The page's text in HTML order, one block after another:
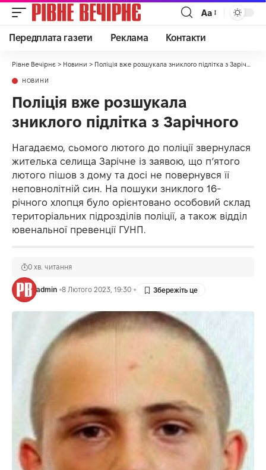
Аа
Передплата газети Реклама Контакти
Рівне Вечірнє > Новини > Поліція вже розшукала зниклого підлітка з Зарічного
НОВИНИ
Поліція вже розшукала
зниклого підлітка з Зарічного
Нагадаємо, сьомого лютого до поліції звернулася
жителька селища Зарічне із заявою, що п‘ятого
лютого пішов з дому та досі не повернувся її
неповнолітній син. На пошуки зниклого 16-
річного хлопця було орієнтовано особовий склад
територіальних підрозділів поліції, а також відділ
ювенальної превенції ГУНП.
admin 8 Лютого 2023, 19:30
0 хв. читання